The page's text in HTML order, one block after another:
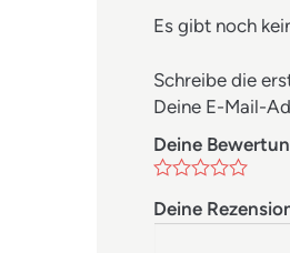
Es gibt noch
Schreibe die
Deine E-Mail-
Deine
Deine